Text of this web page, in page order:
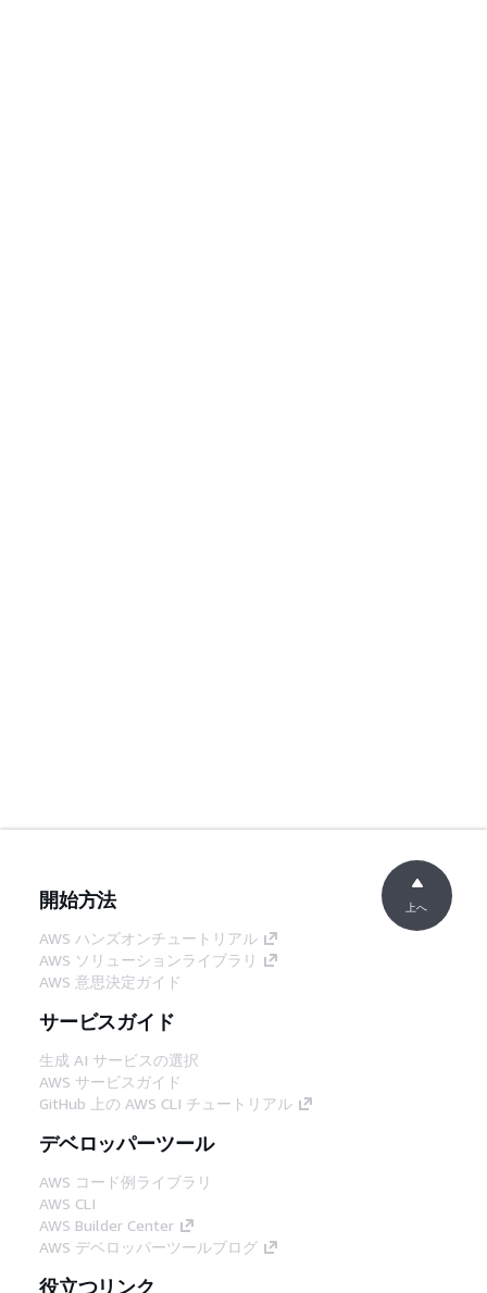
開始方法
AWS ハンズオンチュートリアル
AWS ソリューションライブラリ
AWS 意思決定ガイド
サービスガイド
生成 AI サービスの選択
AWS サービスガイド
GitHub 上の AWS CLI チュートリアル
デベロッパーツール
AWS コード例ライブラリ
AWS CLI
AWS Builder Center
AWS デベロッパーツールブログ
役立つリンク
上へ